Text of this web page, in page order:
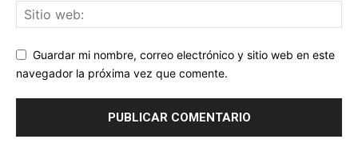
Guardar mi nombre, correo electrónico y sitio web en este
navegador la próxima vez que comente.